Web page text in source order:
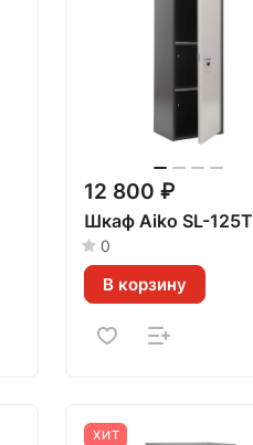
12 800 ₽
Шкаф Aiko SL-125Т
0
В корзину
ХИТ